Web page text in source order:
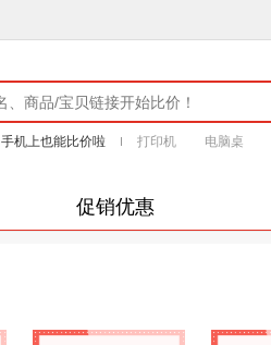
手机上也能比价啦 打印机 电脑桌
促销优惠